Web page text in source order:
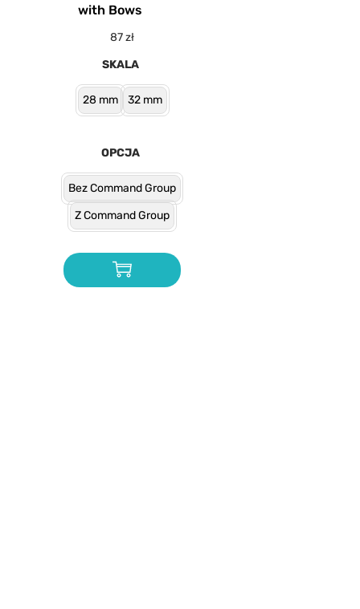
with Bows
87zł
SKALA
28 mm 32 mm
OPCJA
Bez Command Group
Z Command Group